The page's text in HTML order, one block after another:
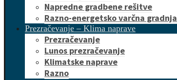
Napredne gradbene rešitve
Razno-energetsko varčna gradnja
Prezračevanje – Klima naprave
Prezračevanje
Lunos prezračevanje
Klimatske naprave
Razno